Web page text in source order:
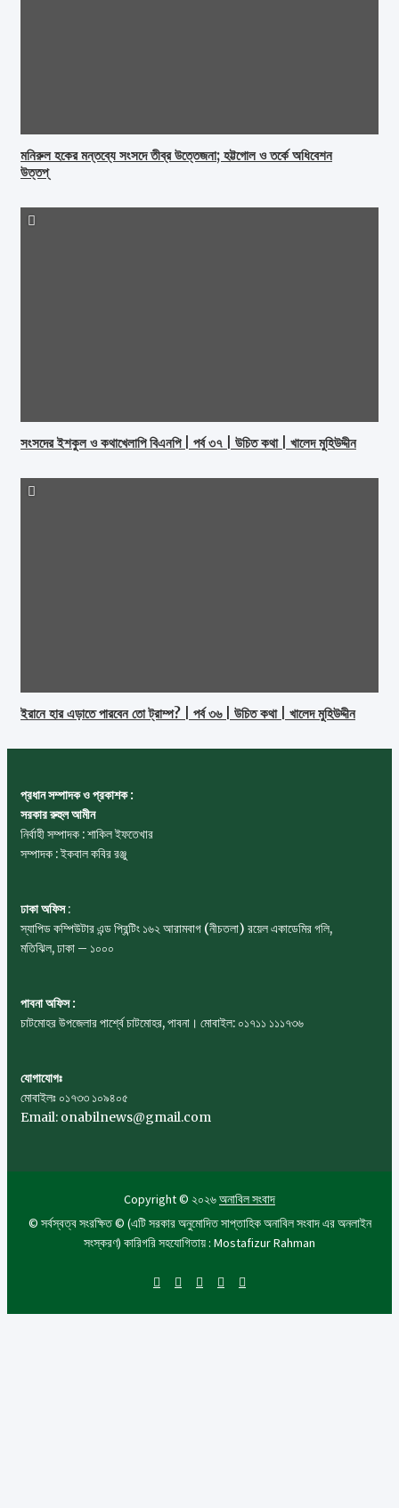
মনিরুল হকের মন্তব্যে সংসদে তীব্র উত্তেজনা; হট্টগোল ও তর্কে অধিবেশন
উত্তপ্
সংসদের ইশকুল ও কথাখেলাপি বিএনপি | পর্ব ৩৭ | উচিত কথা | খালেদ মুহিউদ্দীন
ইরানে হার এড়াতে পারবেন তো ট্রাম্প? | পর্ব ৩৬ | উচিত কথা | খালেদ মুহিউদ্দীন
প্রধান সম্পাদক ও প্রকাশক :
সরকার রুহুল আমীন
নির্বাহী সম্পাদক : শাকিল ইফতেখার
সম্পাদক : ইকবাল কবির রঞ্জু
ঢাকা অফিস:
স্যাপিড কম্পিউটার এন্ড প্রিন্টিং ১৬২ আরামবাগ (নীচতলা) রয়েল একাডেমির গলি,
মতিঝিল, ঢাকা – ১০০০
পাবনা অফিস :
চাটমোহর উপজেলার পার্শ্বে চাটমোহর, পাবনা। মোবাইল: ০১৭১১ ১১১৭৩৬
যোগাযোগঃ
মোবাইলঃ ০১৭৩৩ ১০৯৪০৫
Email: onabilnews@gmail.com
Copyright © ২০২৬অনাবিল সংবাদ
© সর্বস্বত্ব সংরক্ষিত © (এটি সরকার অনুমোদিত সাপ্তাহিক অনাবিল সংবাদ এর অনলাইন
সংস্করণ) কারিগরি সহযোগিতায় : Mostafizur Rahman